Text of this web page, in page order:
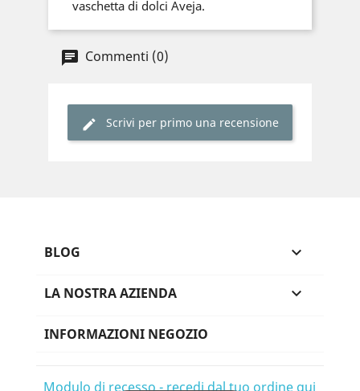
vaschetta di dolci Aveja.
Commenti (0)
Scrivi per primo una recensione
BLOG 
LA NOSTRA AZIENDA 
INFORMAZIONI NEGOZIO
Modulo di recesso - recedi dal tuo ordine qui